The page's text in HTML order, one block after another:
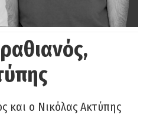
και ο Νικόλας Ακτύπης